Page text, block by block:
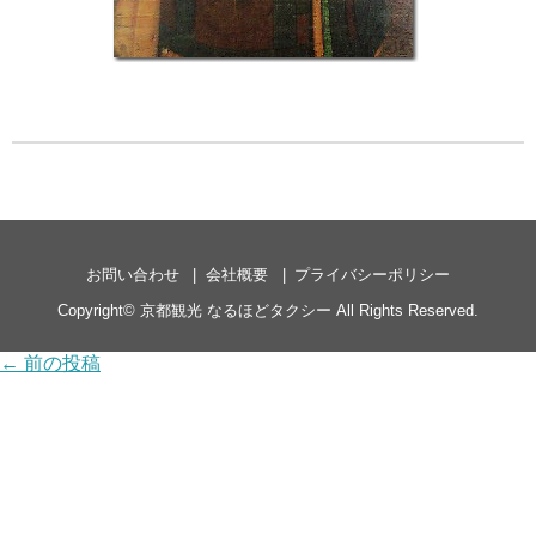
お問い合わせ 会社概要
プライバシーポリシー
Copyright© 京都観光 なるほどタクシー All Rights Reserved.
← 前の投稿